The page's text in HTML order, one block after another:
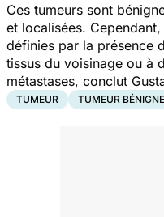
Ces tumeurs sont
et localisées.
définies par la présence
tissus du voisinage ou à
métastases, conclut
TUMEUR TUMEUR BÉNIGNE